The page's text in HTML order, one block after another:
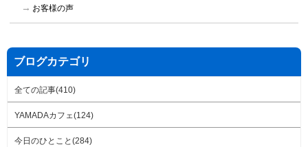
お客様の声
ブログカテゴリ
全ての記事(410)
YAMADAカフェ(124)
今日のひとこと(284)